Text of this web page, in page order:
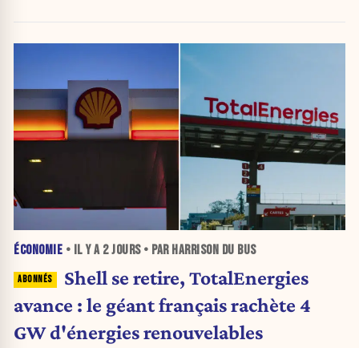
ÉCONOMIE • IL Y A 2 JOURS• PAR HARRISON DU BUS
Shell se retire, TotalEnergies
avance : le géant français rachète 4
GW d'énergies renouvelables